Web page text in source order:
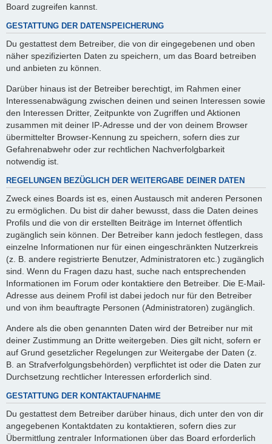
Board zugreifen kannst.
GESTATTUNG DER DATENSPEICHERUNG
Du gestattest dem Betreiber, die von dir eingegebenen und oben
näher spezifizierten Daten zu speichern, um das Board betreiben
und anbieten zu können.
Darüber hinaus ist der Betreiber berechtigt, im Rahmen einer
Interessenabwägung zwischen deinen und seinen Interessen sowie
den Interessen Dritter, Zeitpunkte von Zugriffen und Aktionen
zusammen mit deiner IP-Adresse und der von deinem Browser
übermittelter Browser-Kennung zu speichern, sofern dies zur
Gefahrenabwehr oder zur rechtlichen Nachverfolgbarkeit
notwendig ist.
REGELUNGEN BEZÜGLICH DER WEITERGABE DEINER DATEN
Zweck eines Boards ist es, einen Austausch mit anderen Personen
zu ermöglichen. Du bist dir daher bewusst, dass die Daten deines
Profils und die von dir erstellten Beiträge im Internet öffentlich
zugänglich sein können. Der Betreiber kann jedoch festlegen, dass
einzelne Informationen nur für einen eingeschränkten Nutzerkreis
(z. B. andere registrierte Benutzer, Administratoren etc.) zugänglich
sind. Wenn du Fragen dazu hast, suche nach entsprechenden
Informationen im Forum oder kontaktiere den Betreiber. Die E-Mail-
Adresse aus deinem Profil ist dabei jedoch nur für den Betreiber
und von ihm beauftragte Personen (Administratoren) zugänglich.
Andere als die oben genannten Daten wird der Betreiber nur mit
deiner Zustimmung an Dritte weitergeben. Dies gilt nicht, sofern er
auf Grund gesetzlicher Regelungen zur Weitergabe der Daten (z.
B. an Strafverfolgungsbehörden) verpflichtet ist oder die Daten zur
Durchsetzung rechtlicher Interessen erforderlich sind.
GESTATTUNG DER KONTAKTAUFNAHME
Du gestattest dem Betreiber darüber hinaus, dich unter den von dir
angegebenen Kontaktdaten zu kontaktieren, sofern dies zur
Übermittlung zentraler Informationen über das Board erforderlich